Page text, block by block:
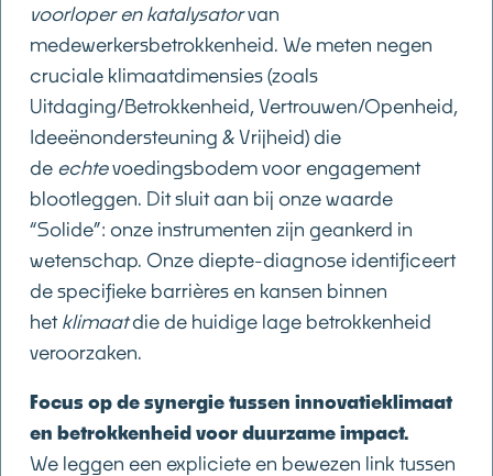
voorloper en katalysatorvan
medewerkersbetrokkenheid. We meten negen
cruciale klimaatdimensies (zoals
Uitdaging/Betrokkenheid, Vertrouwen/Openheid,
Ideeënondersteuning & Vrijheid) die
de echtevoedingsbodem voor engagement
blootleggen. Dit sluit aan bij onze waarde
“Solide”: onze instrumenten zijn geankerd in
wetenschap. Onze diepte-diagnose identificeert
de specifieke barrières en kansen binnen
hetklimaatdie de huidige lage betrokkenheid
veroorzaken.
Focus op de synergie tussen innovatieklimaat
en betrokkenheid voor duurzame impact.
We leggen een expliciete en bewezen link tussen